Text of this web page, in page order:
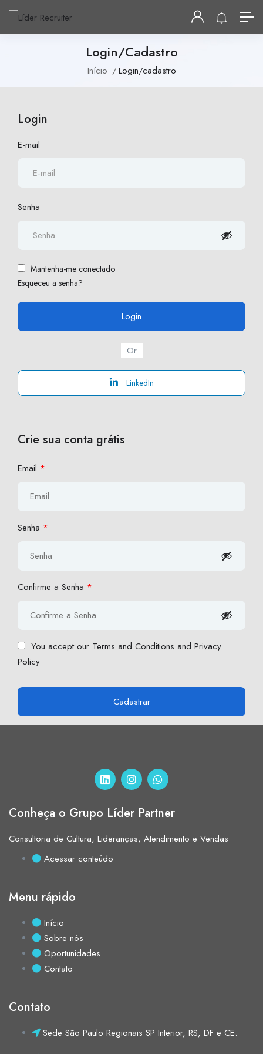
Login/cadastro
Início Login/cadastro
Login
E-mail
Senha
Mantenha-me conectado
Esqueceu a senha?
Or
LinkedIn
Crie sua conta grátis
Email *
Senha *
Confirme a Senha *
You accept our Terms and Conditions and Privacy
Policy
Conheça o Grupo Líder Partner
Consultoria de Cultura, Lideranças, Atendimento e Vendas
Acessar conteúdo
Menu rápido
Início
Sobre nós
Oportunidades
Contato
Contato
Sede São Paulo Regionais SP Interior, RS, DF e CE.